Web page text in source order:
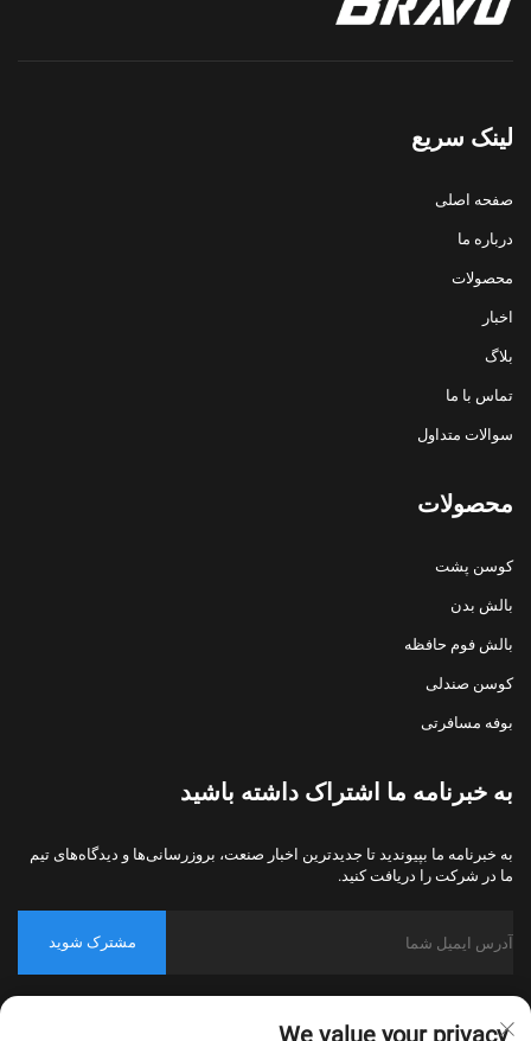
لینک سریع
صفحه اصلی
درباره ما
محصولات
اخبار
بلاگ
تماس با ما
سوالات متداول
محصولات
کوسن پشت
بالش بدن
بالش فوم حافظه
کوسن صندلی
بوفه مسافرتی
به خبرنامه ما اشتراک داشته باشید
به خبرنامه ما بپیوندید تا جدیدترین اخبار صنعت، بروزرسانی‌ها و دیدگاه‌های تیم
ما در شرکت را دریافت کنید.
مشترک شوید
حقوق محفوظ است.
We value your privacy